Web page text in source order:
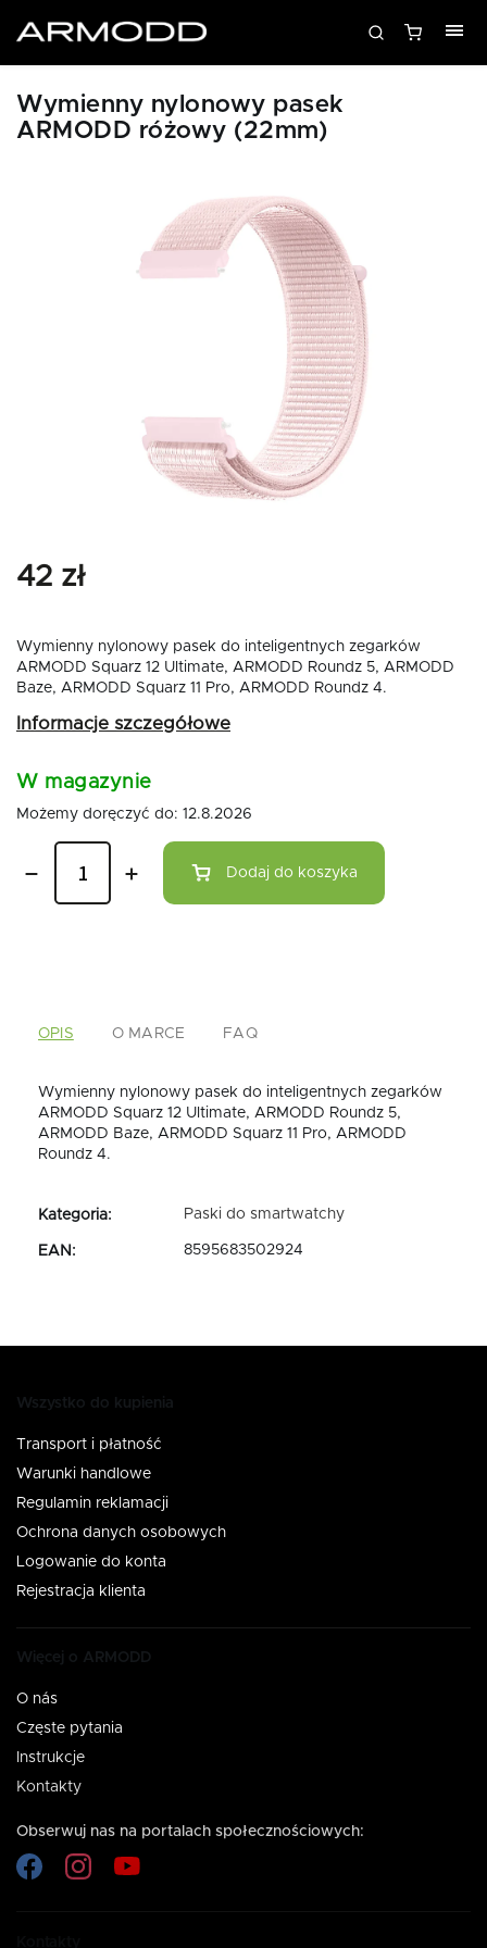
Wymienny nylonowy pasek
ARMODD różowy (22mm)
42 zł
Wymienny nylonowy pasek do inteligentnych zegarków
ARMODD Squarz 12 Ultimate, ARMODD Roundz 5, ARMODD
Baze, ARMODD Squarz 11 Pro, ARMODD Roundz 4.
Informacje szczegółowe
W magazynie
Możemy doręczyć do: 12.8.2026
Dodaj do koszyka
OPIS O MARCE FAQ
Wymienny nylonowy pasek do inteligentnych zegarków
ARMODD Squarz 12 Ultimate, ARMODD Roundz 5,
ARMODD Baze, ARMODD Squarz 11 Pro, ARMODD
Roundz 4.
Kategoria: Paski do smartwatchy
EAN : 8595683502924
Wszystko do kupienia
Transport i płatność
Warunki handlowe
Regulamin reklamacji
Ochrona danych osobowych
Logowanie do konta
Rejestracja klienta
Więcej o ARMODD
O nás
Częste pytania
Instrukcje
Kontakty
Obserwuj nas na portalach społecznościowych: